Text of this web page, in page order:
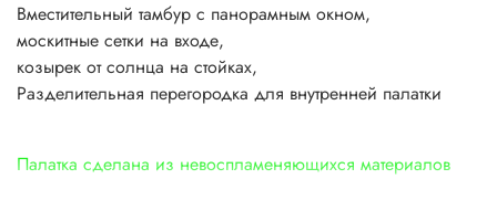
Вместительный тамбур с панорамным окном,
москитные сетки на входе,
козырек от солнца на стойках,
Разделительная перегородка для внутренней палатки
Палатка сделана из невоспламеняющихся материалов